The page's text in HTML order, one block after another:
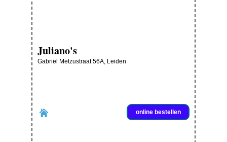
Juliano's
Gabriël Metzustraat 56A, Leiden
online bestellen